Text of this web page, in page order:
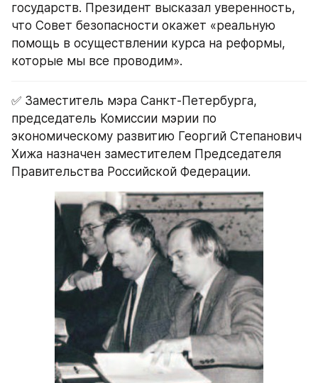
государств. Президент высказал уверенность,
что Совет безопасности окажет «реальную
помощь в осуществлении курса на реформы,
которые мы все проводим».
✅ Заместитель мэра Санкт-Петербурга,
председатель Комиссии мэрии по
экономическому развитию Георгий Степанович
Хижа назначен заместителем Председателя
Правительства Российской Федерации.